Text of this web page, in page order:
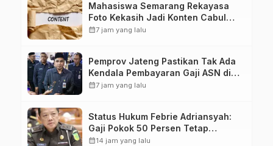
Mahasiswa Semarang Rekayasa
Foto Kekasih Jadi Konten Cabul
karena Sakit Hati
calendar_month7 jam yang lalu
Pemprov Jateng Pastikan Tak Ada
Kendala Pembayaran Gaji ASN di
Tengah Pemangkasan Transfer ke
calendar_month7 jam yang lalu
Status Hukum Febrie Adriansyah:
Gaji Pokok 50 Persen Tetap
Mengalir, Tunjangan Disetop
calendar_month14 jam yang lalu